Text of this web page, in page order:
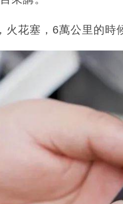
火花塞，6萬公里的時